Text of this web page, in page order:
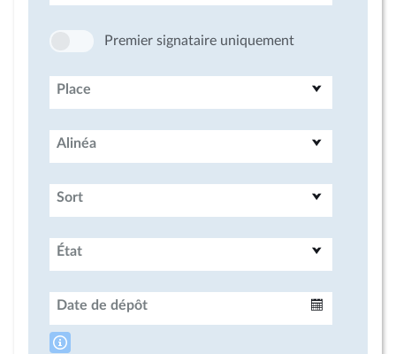
Premier signataire uniquement
Place
Alinéa
Sort
État
Date de dépôt